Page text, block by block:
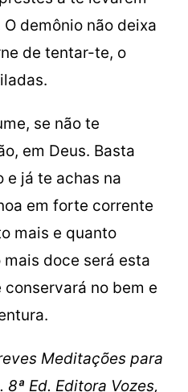
demônio não deixa
de tentar-te, o
se não te
em Deus. Basta
e já te achas na
em forte corrente
mais e quanto
doce será esta
no bem e
Meditações para
Ed. Editora Vozes,